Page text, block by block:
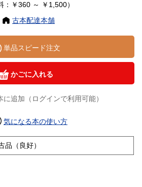
：￥360 ～ ￥1,500）
古本配達本舗
単品スピード注文
かごに入れる
に追加（ログインで利用可能）
気になる本の使い方
品（良好）